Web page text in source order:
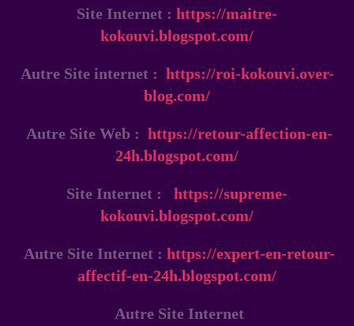
Site Internet : https://maitre-
kokouvi.blogspot.com/
Autre Site internet : https://roi-kokouvi.over-
blog.com/
Autre Site Web : https://retour-affection-en-
24h.blogspot.com/
Site Internet : https://supreme-
kokouvi.blogspot.com/
Autre Site Internet : https://expert-en-retour-
affectif-en-24h.blogspot.com/
Autre Site Internet